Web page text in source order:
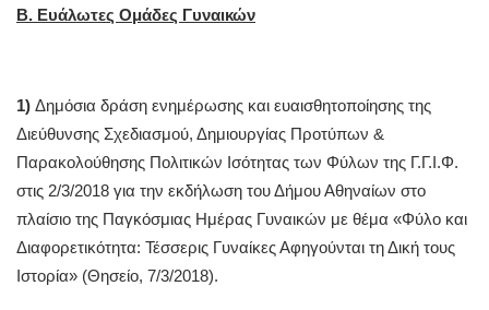
Β. Ευάλωτες Ομάδες Γυναικών
1) Δημόσια δράση ενημέρωσης και ευαισθητοποίησης της
Διεύθυνσης Σχεδιασμού, Δημιουργίας Προτύπων &
Παρακολούθησης Πολιτικών Ισότητας των Φύλων της Γ.Γ.Ι.Φ.
στις 2/3/2018 για την εκδήλωση του Δήμου Αθηναίων στο
πλαίσιο της Παγκόσμιας Ημέρας Γυναικών με θέμα «Φύλο και
Διαφορετικότητα: Τέσσερις Γυναίκες Αφηγούνται τη Δική τους
Ιστορία» (Θησείο, 7/3/2018).